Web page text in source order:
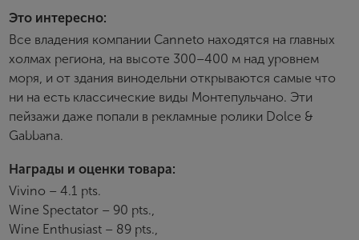
Это интересно:
Все владения компании Canneto находятся на главных
холмах региона, на высоте 300–400 м над уровнем
моря, и от здания винодельни открываются самые что
ни на есть классические виды Монтепульчано. Эти
пейзажи даже попали в рекламные ролики Dolce &
Gabbana.
Награды и оценки товара:
Vivino – 4.1 pts.
Wine Spectator – 90 pts.,
Wine Enthusiast – 89 pts.,
Я согласен с условиями
соглашения
Я хочу получать инфромацию об акциях и купоны со
скидкой